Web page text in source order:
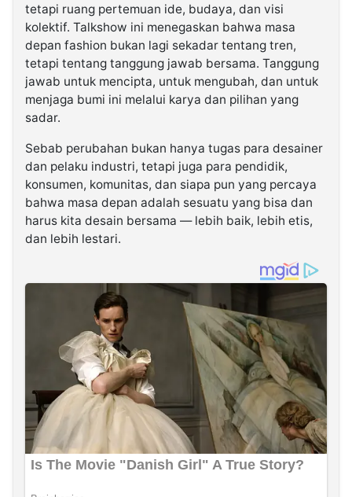
tetapi ruang pertemuan ide, budaya, dan visi
kolektif. Talkshow ini menegaskan bahwa masa
depan fashion bukan lagi sekadar tentang tren,
tetapi tentang tanggung jawab bersama. Tanggung
jawab untuk mencipta, untuk mengubah, dan untuk
menjaga bumi ini melalui karya dan pilihan yang
sadar.
Sebab perubahan bukan hanya tugas para desainer
dan pelaku industri, tetapi juga para pendidik,
konsumen, komunitas, dan siapa pun yang percaya
bahwa masa depan adalah sesuatu yang bisa dan
harus kita desain bersama — lebih baik, lebih etis,
dan lebih lestari.